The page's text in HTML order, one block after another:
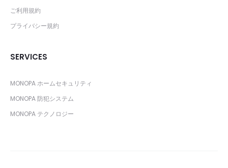
ご利用規約
プライバシー規約
SERVICES
MONOPA ホームセキュリティ
MONOPA 防犯システム
MONOPA テクノロジー